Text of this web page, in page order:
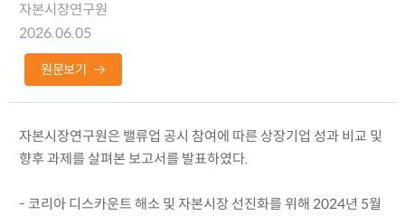
자본시장연구원
2026.06.05
원문보기
자본시장연구원은 밸류업 공시 참여에 따른 상장기업 성과 비교 및
향후 과제를 살펴본 보고서를 발표하였다.
- 코리아 디스카운트 해소 및 자본시장 선진화를 위해 2024년 5월